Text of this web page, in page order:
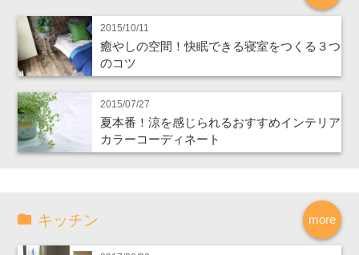
2015/10/11
癒やしの空間！快眠できる寝室をつくる３つ
のコツ
2015/07/27
夏本番！涼を感じられるおすすめインテリア
カラーコーディネート
more
キッチン